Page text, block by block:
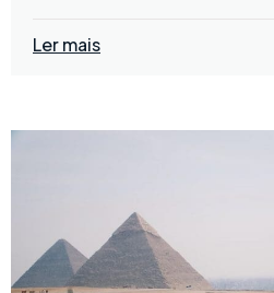
Ler mais